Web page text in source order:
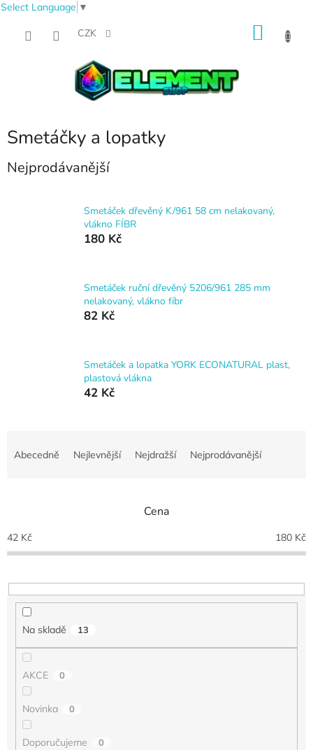
Select Language ▼
CZK
Smetáčky a lopatky
Nejprodávanější
Smetáček dřevěný K/961 58 cm nelakovaný,
vlákno FÍBR
180 Kč
Smetáček ruční dřevěný 5206/961 285 mm
nelakovaný, vlákno fíbr
82 Kč
Smetáček a lopatka YORK ECONATURAL plast,
plastová vlákna
42 Kč
p
r
o
u
Abecedně Nejlevnější Nejdražší Nejprodávanější
Cena
42 Kč 180 Kč
Na skladě 13
AKCE 0
Novinka 0
Doporučujeme 0